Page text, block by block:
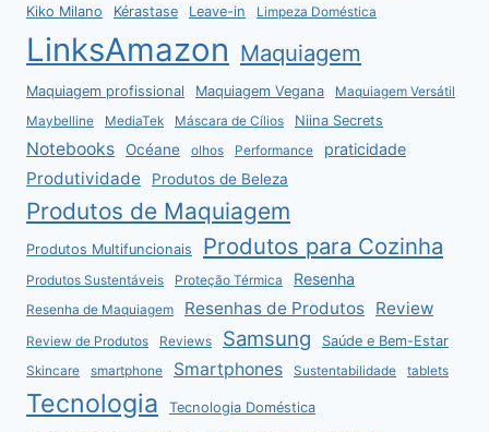
Kiko Milano Kérastase Leave-in Limpeza Doméstica
LinksAmazon Maquiagem
Maquiagem profissional Maquiagem Vegana
Maquiagem Versátil
Maybelline
MediaTek Máscara de Cílios Niina Secrets
Notebooks Océane olhos Performance praticidade
Produtividade Produtos de Beleza
Produtos de Maquiagem
Produtos Multifuncionais Produtos para Cozinha
Produtos Sustentáveis Proteção Térmica Resenha
Resenha de Maquiagem Resenhas de Produtos Review
Review de Produtos Reviews Samsung Saúde e Bem-Estar
Skincare smartphone Smartphones Sustentabilidade tablets
Tecnologia Tecnologia Doméstica